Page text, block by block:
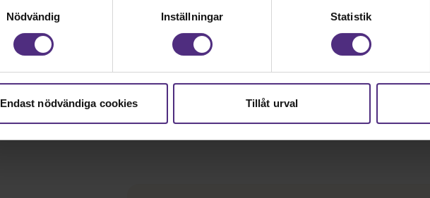
Nödvändig
Inställningar Statistik
Endast nödvändiga cookies Tillåt urval
Hitta din lokalförening
Kontakta oss
Du kan också bidra genom att skriva iJordemodern
Vill du vara med och påverka förbundets framtida